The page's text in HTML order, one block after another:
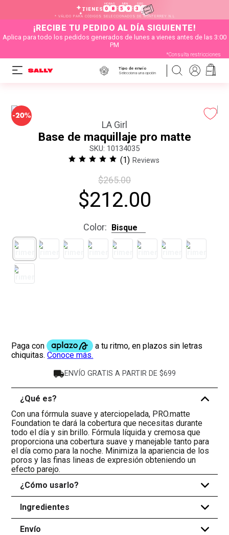
TIENES
HORAS
0 8 :
MIN
5 9 :
SEG
3 6
* VÁLIDO PARA CÓDIGOS SELECCIONADOS DE MONTERREY N.L
¡RECIBE TU PEDIDO AL DÍA SIGUIENTE!
Aplica para todo los pedidos generados de lunes a vienes antes de las 3:00
PM
*Consulta restricciones
Tipo de envío
Selecciona una opción
-20%
LA Girl
Base de maquillaje pro matte
: 10134035
(1) Reviews
$265.00
$212.00
Color: Bisque
ENVÍO GRATIS A PARTIR DE $699
¿Qué es?
-
Con una fórmula suave y aterciopelada, PRO.matte
Foundation te dará la cobertura que necesitas durante
todo el día y sin brillo. Fórmula líquida y cremosa que
proporciona una cobertura suave y manejable tanto para
el día como para la noche. Minimiza la apariencia de los
poros y las finas lineas de expresión obteniendo un
efecto parejo.
¿Cómo usarlo?
+
Ingredientes +
Envío +